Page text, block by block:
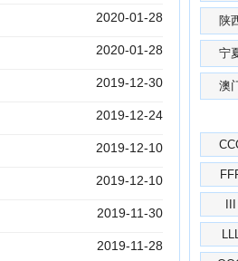
2020-01-28
2020-01-28
2019-12-30
2019-12-24
2019-12-10
2019-12-10
2019-11-30
2019-11-28
陕
宁
澳